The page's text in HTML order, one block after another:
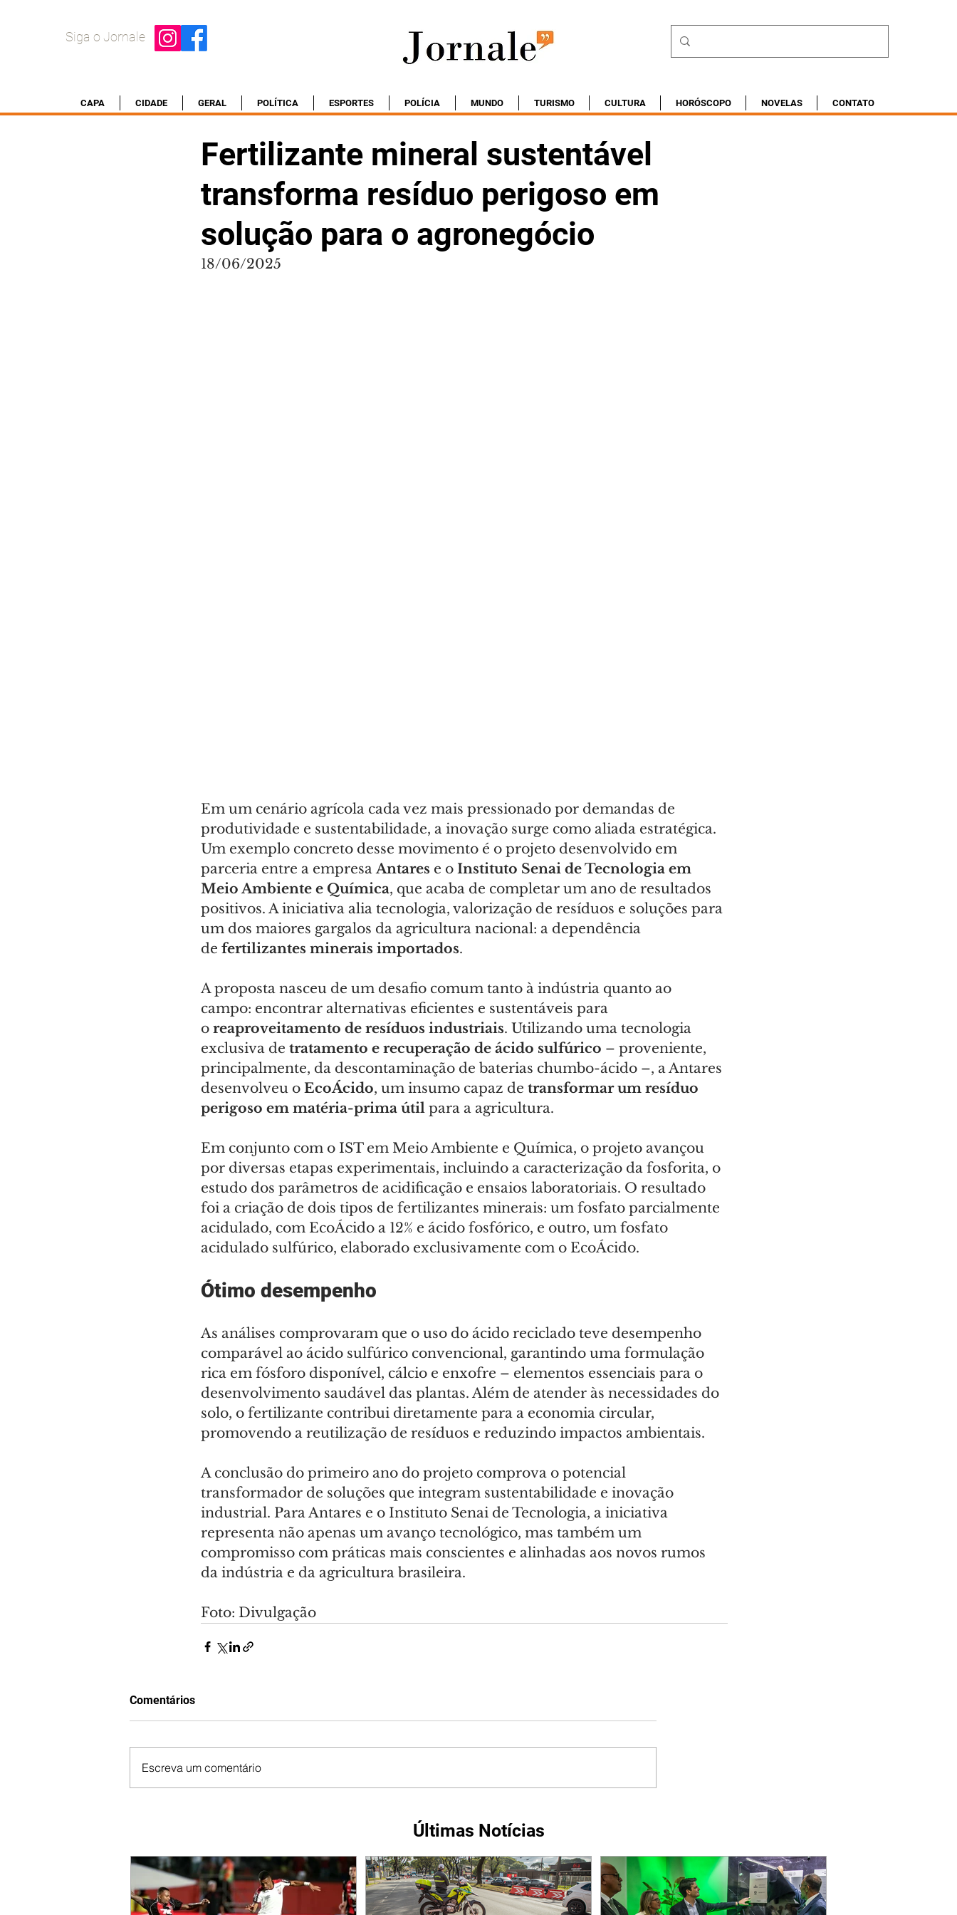
Siga o Jornale
CAPA CIDADE GERAL POLÍTICA ESPORTES POLÍCIA MUNDO TURISMO CULTURA HORÓSCOPO NOVELAS CONTATO
Fertilizante mineral sustentável
transforma resíduo perigoso em
solução para o agronegócio
18/06/2025
Em um cenário agrícola cada vez mais pressionado por demandas de
produtividade e sustentabilidade, a inovação surge como aliada estratégica.
Um exemplo concreto desse movimento é o projeto desenvolvido em
parceria entre a empresa Antares e o Instituto Senai de Tecnologia em
Meio Ambiente e Química, que acaba de completar um ano de resultados
positivos. A iniciativa alia tecnologia, valorização de resíduos e soluções para
um dos maiores gargalos da agricultura nacional: a dependência
de fertilizantes minerais importados.
A proposta nasceu de um desafio comum tanto à indústria quanto ao
campo: encontrar alternativas eficientes e sustentáveis para
o reaproveitamento de resíduos industriais. Utilizando uma tecnologia
exclusiva de tratamento e recuperação de ácido sulfúrico – proveniente,
principalmente, da descontaminação de baterias chumbo-ácido –, a Antares
desenvolveu o EcoÁcido, um insumo capaz de transformar um resíduo
perigoso em matéria-prima útil para a agricultura.
Em conjunto com o IST em Meio Ambiente e Química, o projeto avançou
por diversas etapas experimentais, incluindo a caracterização da fosforita, o
estudo dos parâmetros de acidificação e ensaios laboratoriais. O resultado
foi a criação de dois tipos de fertilizantes minerais: um fosfato parcialmente
acidulado, com EcoÁcido a 12% e ácido fosfórico, e outro, um fosfato
acidulado sulfúrico, elaborado exclusivamente com o EcoÁcido.
Ótimo desempenho
As análises comprovaram que o uso do ácido reciclado teve desempenho
comparável ao ácido sulfúrico convencional, garantindo uma formulação
rica em fósforo disponível, cálcio e enxofre – elementos essenciais para o
desenvolvimento saudável das plantas. Além de atender às necessidades do
solo, o fertilizante contribui diretamente para a economia circular,
promovendo a reutilização de resíduos e reduzindo impactos ambientais.
A conclusão do primeiro ano do projeto comprova o potencial
transformador de soluções que integram sustentabilidade e inovação
industrial. Para Antares e o Instituto Senai de Tecnologia, a iniciativa
representa não apenas um avanço tecnológico, mas também um
compromisso com práticas mais conscientes e alinhadas aos novos rumos
da indústria e da agricultura brasileira.
Foto: Divulgação
Comentários
Escreva um comentário
Últimas Notícias